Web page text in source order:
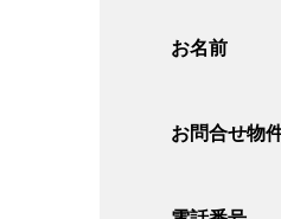
お名前
お問合せ物